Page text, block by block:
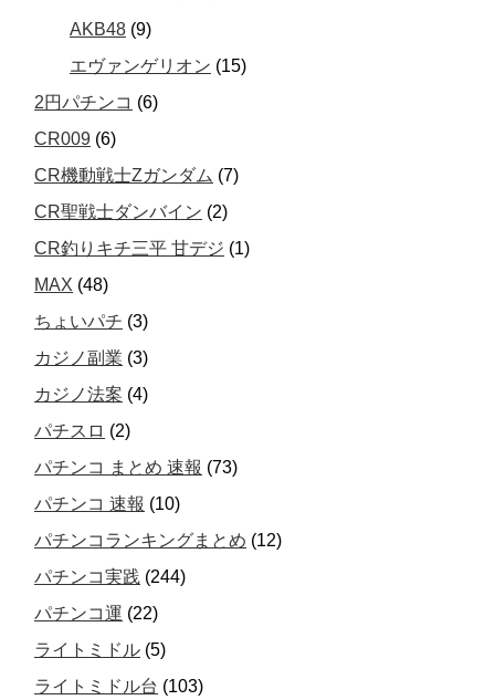
AKB48 (9)
エヴァンゲリオン (15)
2円パチンコ (6)
CR009 (6)
CR機動戦士Zガンダム (7)
CR聖戦士ダンバイン (2)
CR釣りキチ三平 甘デジ (1)
MAX (48)
ちょいパチ (3)
カジノ副業 (3)
カジノ法案 (4)
パチスロ (2)
パチンコ まとめ 速報 (73)
パチンコ 速報 (10)
パチンコランキングまとめ (12)
パチンコ実践 (244)
パチンコ運 (22)
ライトミドル (5)
ライトミドル台 (103)